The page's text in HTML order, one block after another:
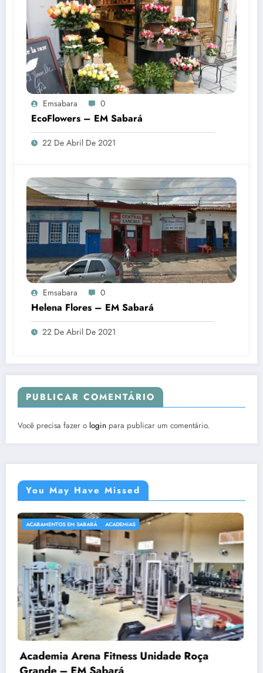
Emsabara 0
EcoFlowers – EM Sabará
22 De Abril De 2021
Emsabara 0
Helena Flores – EM Sabará
22 De Abril De 2021
PUBLICAR COMENTÁRIO
Você precisa fazer o login para publicar um comentário.
You May Have Missed
Roça
ACADEMIAS